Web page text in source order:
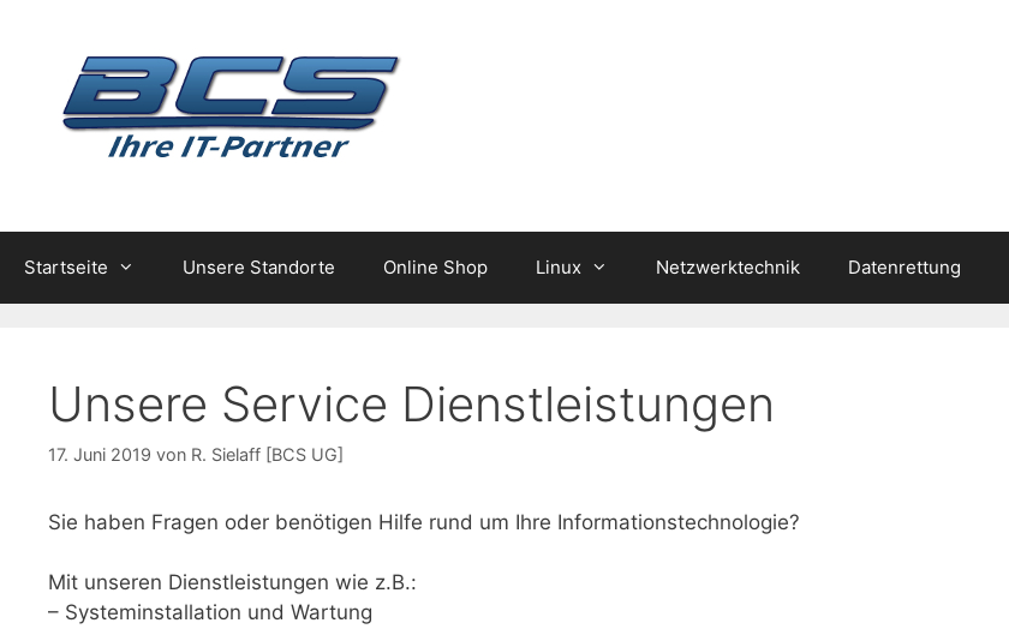
springen
Startseite Unsere Standorte Online Shop Linux Netzwerktechnik Datenrettung
Unsere Service Dienstleistungen
17. Juni 2019 von R. Sielaff [BCS UG]
Sie haben Fragen oder benötigen Hilfe rund um Ihre Informationstechnologie?
Mit unseren Dienstleistungen wie z.B.:
– Systeminstallation und Wartung